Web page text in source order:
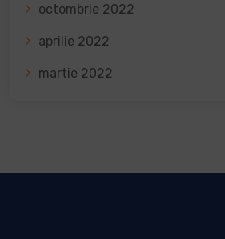
octombrie 2022
aprilie 2022
martie 2022